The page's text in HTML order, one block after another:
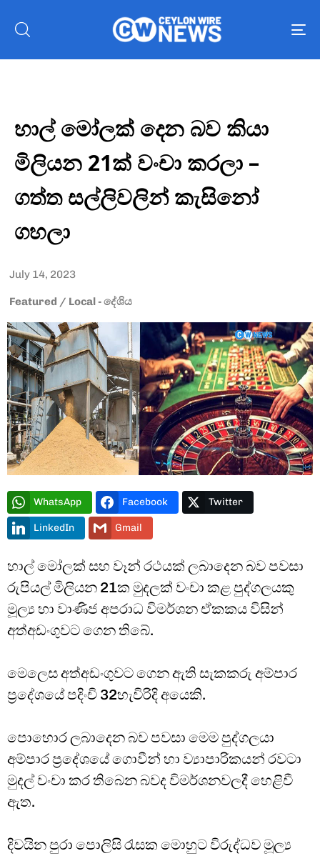
Type and hit enter
හාල් මෝලක් දෙන බව කියා
මිලියන 21ක් වංචා කරලා –
ගත්ත සල්ලිවලින් කැසිනෝ
ගහලා
July 14, 2023
Featured / Local - දේශිය
WhatsApp Facebook Twitter
LinkedIn Gmail
හාල් මෝලක් සහ වෑන් රථයක් ලබාදෙන බව පවසා
රුපියල් මිලියන 21ක මුදලක් වංචා කළ පුද්ගලයකු
මූල්‍ය හා වාණිජ අපරාධ විමර්ශන ඒකකය විසින්
අත්අඩංගුවට ගෙන තිබේ.
මෙලෙස අත්අඩංගුවට ගෙන ඇති සැකකරු අම්පාර
ප්‍රදේශයේ පදිංචි 32හැවිරිදි අයෙකි.
පොහොර ලබාදෙන බව පවසා මෙම පුද්ගලයා
අම්පාර ප්‍රදේශයේ ගොවීන් හා ව්‍යාපාරිකයන් රවටා
මුදල් වංචා කර තිබෙන බවද විමර්ශනවලදී හෙළිවී
ඇත.
දිවයින පුරා පොලිසි රැසක මොහුට විරුද්ධව මූල්‍ය